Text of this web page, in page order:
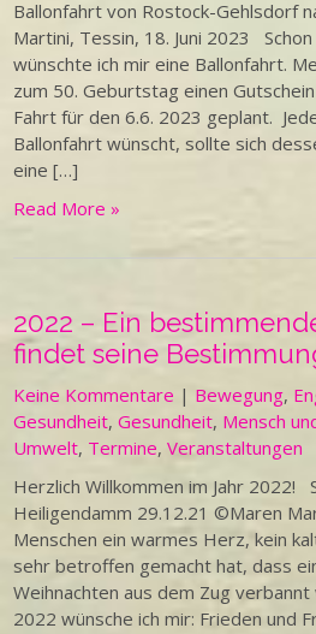
Ballonfahrt von Rostock-Gehlsdorf
Martini, Tessin, 18. Juni 2023
wünschte ich mir eine Ballonfahrt.
zum 50. Geburtstag einen
Fahrt für den 6.6. 2023 geplant.
Ballonfahrt wünscht, sollte sich
eine […]
Read More »
2022 – Ein
findet seine
Keine Kommentare | Bewegung,
Gesundheit,Gesundheit, Mensch
Umwelt, Termine,Veranstaltungen
Herzlich Willkommen im Jahr 2022!
Heiligendamm 29.12.21 ©Maren
Menschen ein warmes Herz, kein
sehr betroffen gemacht hat, dass
Weihnachten aus dem Zug
2022 wünsche ich mir: Frieden und